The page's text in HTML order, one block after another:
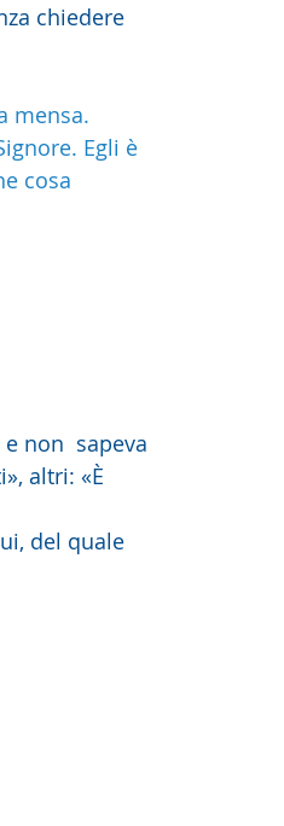
chiedere
mensa.
Egli è
cosa
non  sapeva
altri: «È